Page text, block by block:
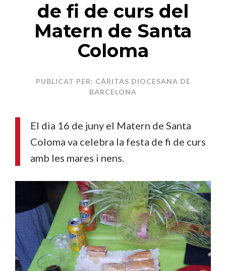
de fi de curs del
Matern de Santa
Coloma
PUBLICAT PER: CÀRITAS DIOCESANA DE
BARCELONA
El dia 16 de juny el Matern de Santa
Coloma va celebra la festa de fi de curs
amb les mares i nens.